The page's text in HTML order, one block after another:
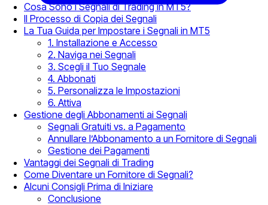
Cosa Sono i Segnali di Trading in MT5?
Il Processo di Copia dei Segnali
La Tua Guida per Impostare i Segnali in MT5
1. Installazione e Accesso
2. Naviga nei Segnali
3. Scegli il Tuo Segnale
4. Abbonati
5. Personalizza le Impostazioni
6. Attiva
Gestione degli Abbonamenti ai Segnali
Segnali Gratuiti vs. a Pagamento
Annullare l’Abbonamento a un Fornitore di Segnali
Gestione dei Pagamenti
Vantaggi dei Segnali di Trading
Come Diventare un Fornitore di Segnali?
Alcuni Consigli Prima di Iniziare
Conclusione